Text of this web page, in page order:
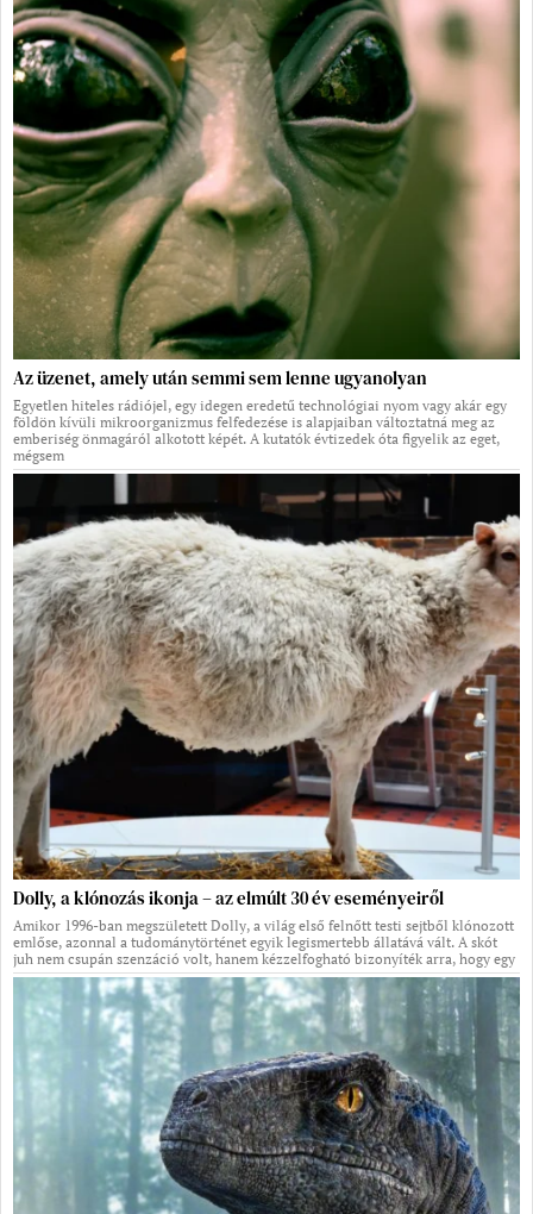
Az üzenet, amely után semmi sem lenne ugyanolyan
Egyetlen hiteles rádiójel, egy idegen eredetű technológiai nyom vagy akár egy
földön kívüli mikroorganizmus felfedezése is alapjaiban változtatná meg az
emberiség önmagáról alkotott képét. A kutatók évtizedek óta figyelik az eget,
mégsem
Dolly, a klónozás ikonja – az elmúlt 30 év eseményeiről
Amikor 1996-ban megszületett Dolly, a világ első felnőtt testi sejtből klónozott
emlőse, azonnal a tudománytörténet egyik legismertebb állatává vált. A skót
juh nem csupán szenzáció volt, hanem kézzelfogható bizonyíték arra, hogy egy